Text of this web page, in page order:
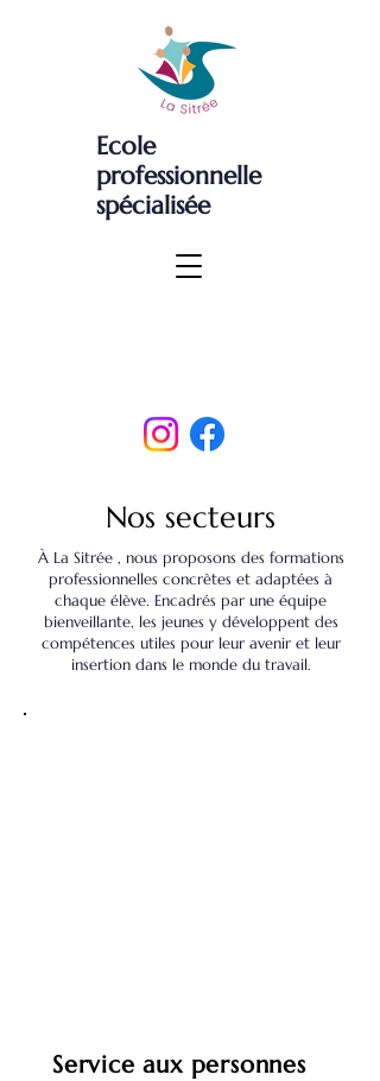
Ecole
professionnelle
spécialisée
Nos secteurs
À La Sitrée , nous proposons des formations
professionnelles concrètes et adaptées à
chaque élève. Encadrés par une équipe
bienveillante, les jeunes y développent des
compétences utiles pour leur avenir et leur
insertion dans le monde du travail.
Service aux personnes